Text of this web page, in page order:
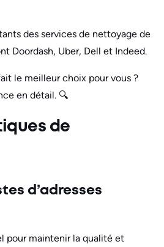
des services de nettoyage de
Doordash, Uber, Dell et Indeed.
le meilleur choix pour vous ?
en détail. 🔍
de
d’adresses
pour maintenir la qualité et